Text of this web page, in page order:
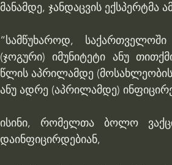
მანამდე, ჯანდაცვის ექსპერტმა
“სამწუხაროდ,
(ჯოგური) იმუნიტეტი ანუ
წლის აპრილამდე
ანუ ადრე (აპრილამდე)
ისინი, რომელთა ბოლო
დაინფიცირდებიან,